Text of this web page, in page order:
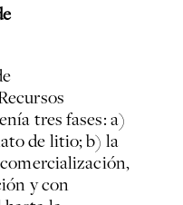
tres fases: a)
de litio; b) la
y con